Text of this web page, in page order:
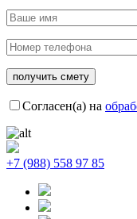
Согласен(а) на
+7 (988) 558 97 85